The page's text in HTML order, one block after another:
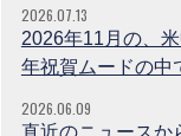
2026.07.13
2026年11月の、
年祝賀ムードの中
2026.06.09